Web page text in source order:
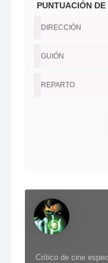
PUNTUACIÓN DE
DIRECCIÓN
GUIÓN
REPARTO
Crítico de cine